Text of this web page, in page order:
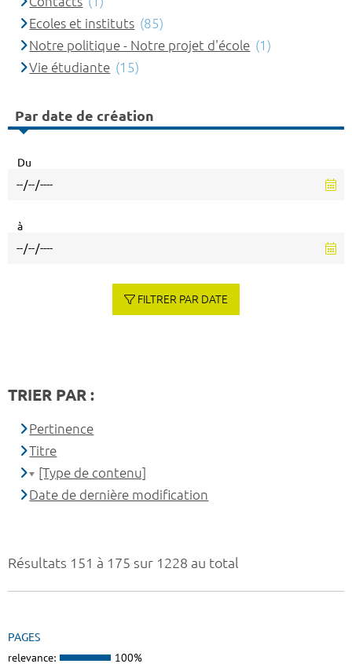
Résultats 151 à 175 sur 1228 au total
PAGES
relevance: 100%
Ecoles et instituts (85)
Notre politique - Notre projet d'école (1)
Vie étudiante (15)
Par date de création
Du
à
FILTRER PAR DATE
TRIER PAR :
Pertinence
Titre
[Type de contenu]
Date de dernière modification